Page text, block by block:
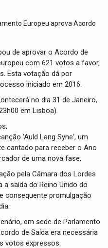
a
n
de aprovar o Acordo de
com 621 votos a favor,
Esta votação dá por
iniciado em 2016.
no dia 31 de Janeiro,
em Lisboa).
‘Auld Lang Syne‘, um
cantado para receber o Ano
de uma nova fase.
pela Câmara dos Lordes
a saída do Reino Unido do
consequente promulgação
em sede de Parlamento
de Saída era necessária
votos expressos.